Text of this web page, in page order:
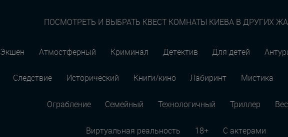
ПОСМОТРЕТЬ И ВЫБРАТЬ КВЕСТ КОМНАТЫ КИЕВА В ДРУГИХ
Экшен Атмостферный Криминал Детектив Для детей
Следствие Исторический Книги/кино Лабиринт Мистика
Ограбление Семейный Технологичный Триллер
Виртуальная реальность 18+ С актерами